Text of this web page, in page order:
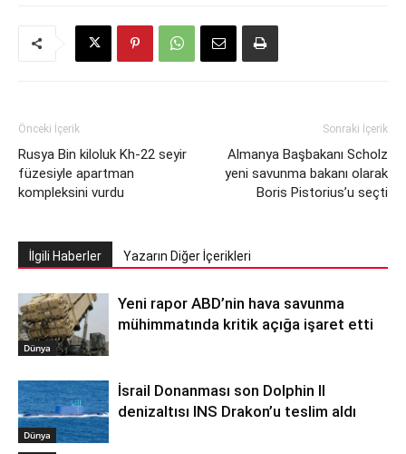
Önceki İçerik
Rusya Bin kiloluk Kh-22 seyir
füzesiyle apartman
kompleksini vurdu
Sonraki İçerik
Almanya Başbakanı Scholz
yeni savunma bakanı olarak
Boris Pistorius’u seçti
İlgili Haberler Yazarın Diğer İçerikleri
Dünya
Yeni rapor ABD’nin hava savunma
mühimmatında kritik açığa işaret etti
Dünya
İsrail Donanması son Dolphin II
denizaltısı INS Drakon’u teslim aldı